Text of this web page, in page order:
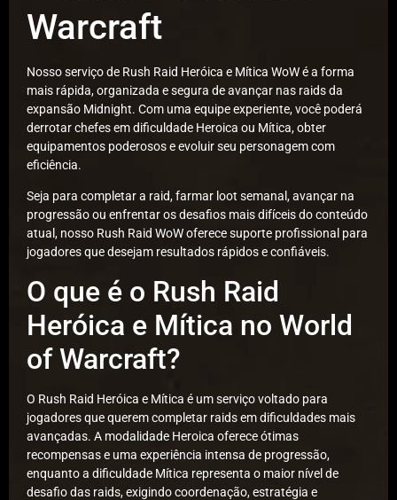
Warcraft
Nosso serviço de Rush Raid Heróica e Mítica WoW é a forma
mais rápida, organizada e segura de avançar nas raids da
expansão Midnight. Com uma equipe experiente, você poderá
derrotar chefes em dificuldade Heroica ou Mítica, obter
equipamentos poderosos e evoluir seu personagem com
eficiência.
Seja para completar a raid, farmar loot semanal, avançar na
progressão ou enfrentar os desafios mais difíceis do conteúdo
atual, nosso Rush Raid WoW oferece suporte profissional para
jogadores que desejam resultados rápidos e confiáveis.
O que é o Rush Raid
Heróica e Mítica no World
of Warcraft?
O Rush Raid Heróica e Mítica é um serviço voltado para
jogadores que querem completar raids em dificuldades mais
avançadas. A modalidade Heroica oferece ótimas
recompensas e uma experiência intensa de progressão,
enquanto a dificuldade Mítica representa o maior nível de
desafio das raids, exigindo coordenação, estratégia e